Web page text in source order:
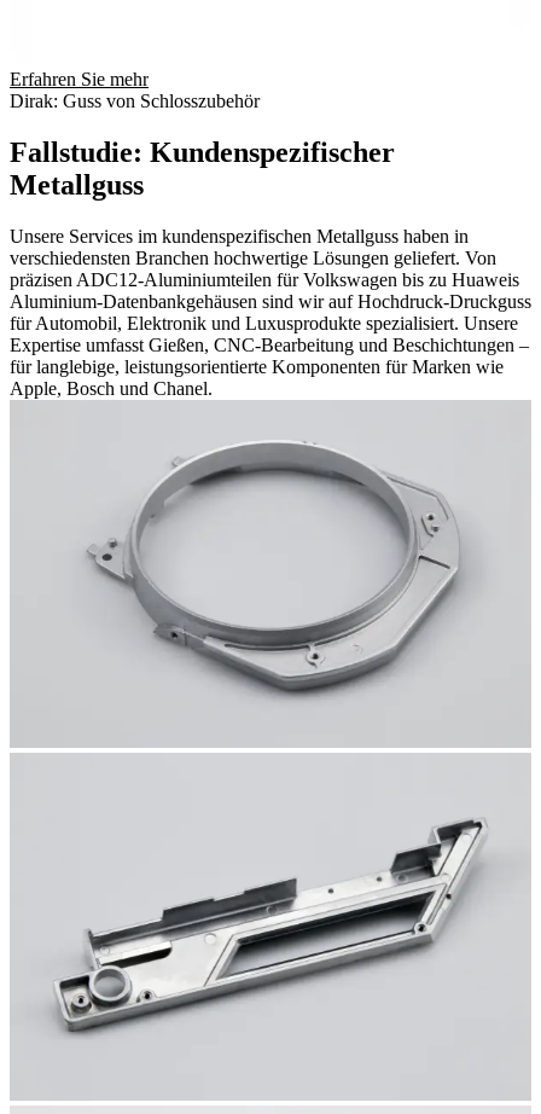
Erfahren Sie mehr
Dirak: Guss von Schlosszubehör
Fallstudie: Kundenspezifischer
Metallguss
Unsere Services im kundenspezifischen Metallguss haben in
verschiedensten Branchen hochwertige Lösungen geliefert. Von
präzisen ADC12-Aluminiumteilen für Volkswagen bis zu Huaweis
Aluminium-Datenbankgehäusen sind wir auf Hochdruck-Druckguss
für Automobil, Elektronik und Luxusprodukte spezialisiert. Unsere
Expertise umfasst Gießen, CNC-Bearbeitung und Beschichtungen –
für langlebige, leistungsorientierte Komponenten für Marken wie
Apple, Bosch und Chanel.